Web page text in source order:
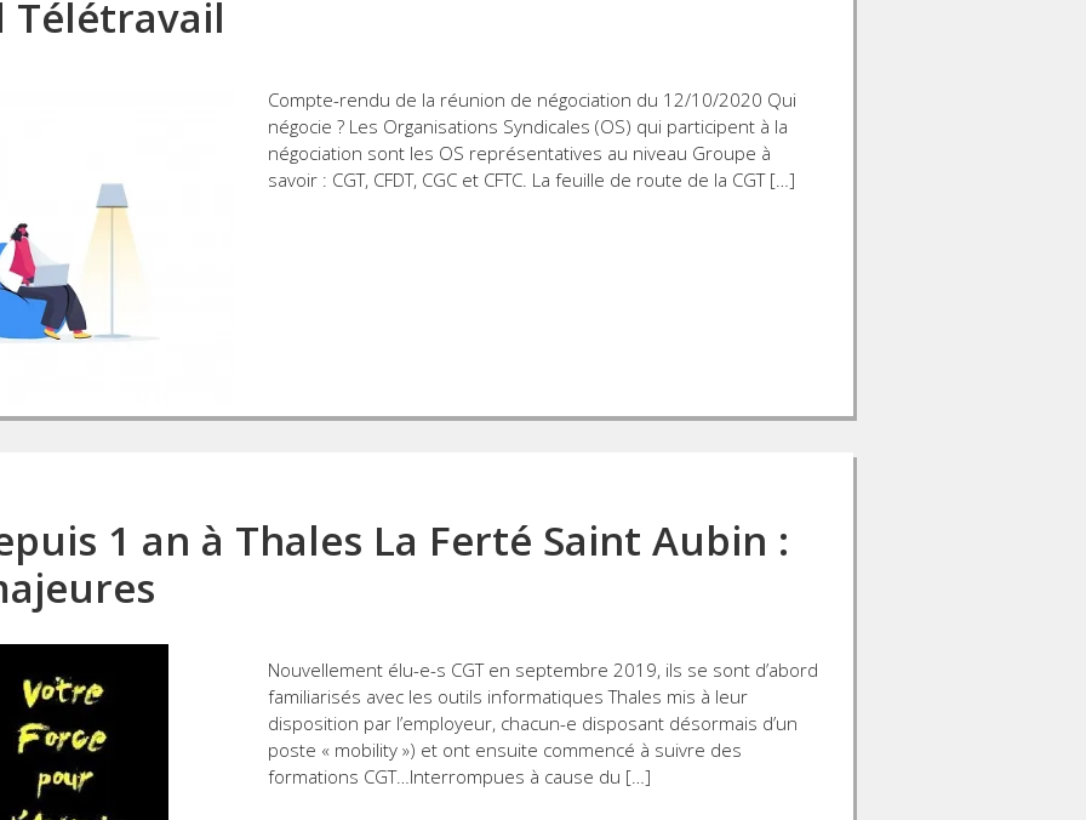
Télétravail
Compte-rendu de la réunion de négociation du 12/10/2020 Qui
négocie ? Les Organisations Syndicales (OS) qui participent à la
négociation sont les OS représentatives au niveau Groupe à
savoir : CGT, CFDT, CGC et CFTC. La feuille de route de la CGT […]
1 an à Thales La Ferté Saint Aubin :
Nouvellement élu-e-s CGT en septembre 2019, ils se sont d’abord
familiarisés avec les outils informatiques Thales mis à leur
disposition par l’employeur, chacun-e disposant désormais d’un
poste « mobility ») et ont ensuite commencé à suivre des
formations CGT…Interrompues à cause du […]